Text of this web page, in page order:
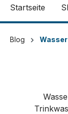
Startseite
Blog